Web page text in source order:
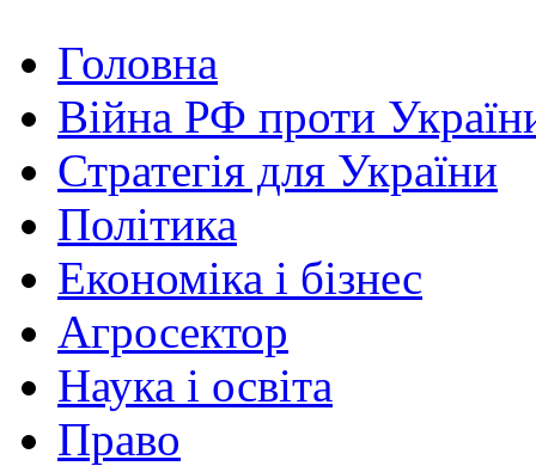
Головна
Війна РФ проти
Стратегія для України
Політика
Економіка і бізнес
Агросектор
Наука і освіта
Право